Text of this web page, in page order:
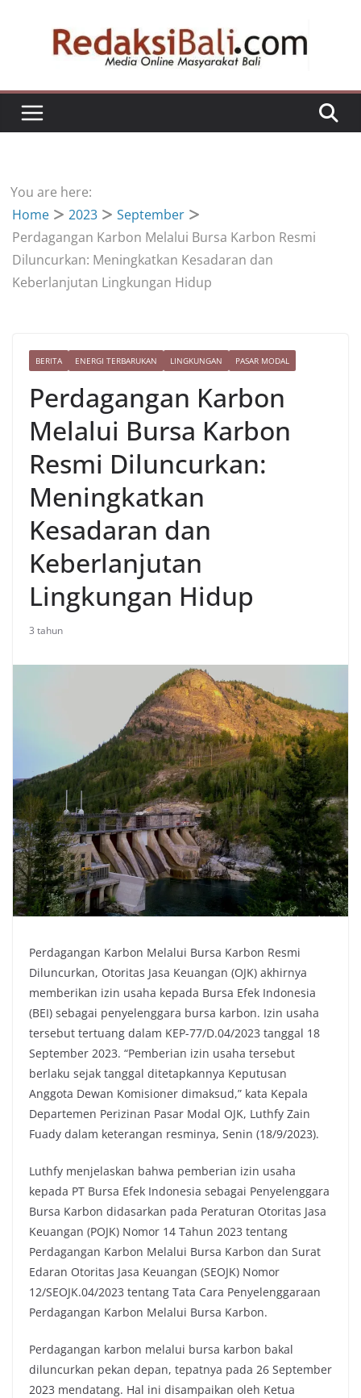
You are here:
Home
2023
September
Perdagangan Karbon Melalui Bursa Karbon Resmi
Diluncurkan: Meningkatkan Kesadaran dan
Keberlanjutan Lingkungan Hidup
BERITA ENERGI TERBARUKAN LINGKUNGAN PASAR MODAL
Perdagangan Karbon
Melalui Bursa Karbon
Resmi Diluncurkan:
Meningkatkan
Kesadaran dan
Keberlanjutan
Lingkungan Hidup
3 tahun
Perdagangan Karbon Melalui Bursa Karbon Resmi
Diluncurkan, Otoritas Jasa Keuangan (OJK) akhirnya
memberikan izin usaha kepada Bursa Efek Indonesia
(BEI) sebagai penyelenggara bursa karbon. Izin usaha
tersebut tertuang dalam KEP-77/D.04/2023 tanggal 18
September 2023. “Pemberian izin usaha tersebut
berlaku sejak tanggal ditetapkannya Keputusan
Anggota Dewan Komisioner dimaksud,” kata Kepala
Departemen Perizinan Pasar Modal OJK, Luthfy Zain
Fuady dalam keterangan resminya, Senin (18/9/2023).
Luthfy menjelaskan bahwa pemberian izin usaha
kepada PT Bursa Efek Indonesia sebagai Penyelenggara
Bursa Karbon didasarkan pada Peraturan Otoritas Jasa
Keuangan (POJK) Nomor 14 Tahun 2023 tentang
Perdagangan Karbon Melalui Bursa Karbon dan Surat
Edaran Otoritas Jasa Keuangan (SEOJK) Nomor
12/SEOJK.04/2023 tentang Tata Cara Penyelenggaraan
Perdagangan Karbon Melalui Bursa Karbon.
Perdagangan karbon melalui bursa karbon bakal
diluncurkan pekan depan, tepatnya pada 26 September
2023 mendatang. Hal ini disampaikan oleh Ketua